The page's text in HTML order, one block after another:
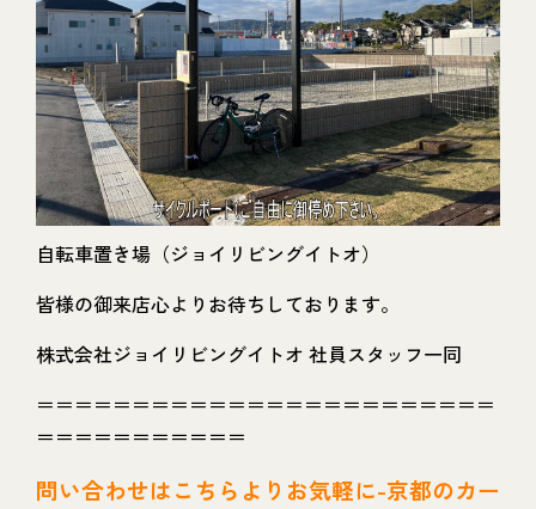
自転車置き場（ジョイリビングイトオ）
皆様の御来店心よりお待ちしております。
株式会社ジョイリビングイトオ 社員スタッフ一同
＝＝＝＝＝＝＝＝＝＝＝＝＝＝＝＝＝＝＝＝＝＝＝＝
＝＝＝＝＝＝＝＝＝＝＝
問い合わせはこちらよりお気軽に-京都のカー